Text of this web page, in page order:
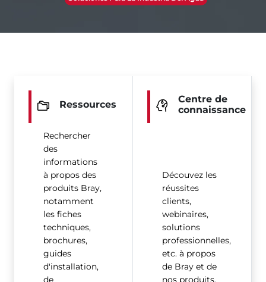
Ressources
Rechercher
des
informations
à propos des
produits Bray,
notamment
les fiches
techniques,
brochures,
guides
d'installation,
de
Centre de
connaissance
Découvez les
réussites
clients,
webinaires,
solutions
professionnelles,
etc. à propos
de Bray et de
nos produits.